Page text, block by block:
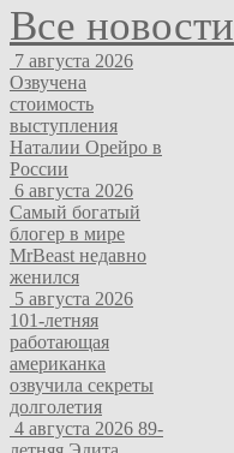
Все новости
7 августа 2026
Озвучена
стоимость
выступления
Наталии Орейро в
России
6 августа 2026
Самый богатый
блогер в мире
MrBeast недавно
женился
5 августа 2026
101-летняя
работающая
американка
озвучила секреты
долголетия
4 августа 2026 89-